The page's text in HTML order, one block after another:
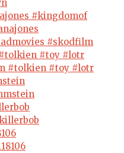
#kingdomof
#toy #lotr